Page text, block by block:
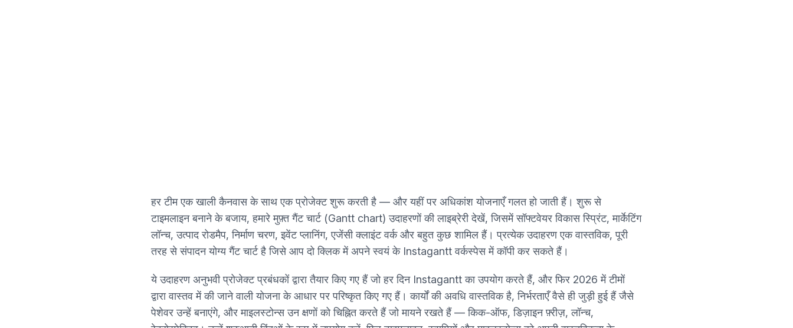
हर टीम एक खाली कैनवास के साथ एक प्रोजेक्ट शुरू करती है — और यहीं पर अधिकांश योजनाएँ गलत हो जाती हैं। शुरू से
टाइमलाइन बनाने के बजाय, हमारे मुफ़्त गैंट चार्ट (Gantt chart) उदाहरणों की लाइब्रेरी देखें, जिसमें सॉफ्टवेयर विकास स्प्रिंट, मार्केटिंग
लॉन्च, उत्पाद रोडमैप, निर्माण चरण, इवेंट प्लानिंग, एजेंसी क्लाइंट वर्क और बहुत कुछ शामिल हैं। प्रत्येक उदाहरण एक वास्तविक, पूरी
तरह से संपादन योग्य गैंट चार्ट है जिसे आप दो क्लिक में अपने स्वयं के Instagantt वर्कस्पेस में कॉपी कर सकते हैं।
ये उदाहरण अनुभवी प्रोजेक्ट प्रबंधकों द्वारा तैयार किए गए हैं जो हर दिन Instagantt का उपयोग करते हैं, और फिर 2026 में टीमों
द्वारा वास्तव में की जाने वाली योजना के आधार पर परिष्कृत किए गए हैं। कार्यों की अवधि वास्तविक है, निर्भरताएँ वैसे ही जुड़ी हुई हैं जैसे
पेशेवर उन्हें बनाएंगे, और माइलस्टोन्स उन क्षणों को चिह्नित करते हैं जो मायने रखते हैं — किक-ऑफ, डिज़ाइन फ़्रीज़, लॉन्च,